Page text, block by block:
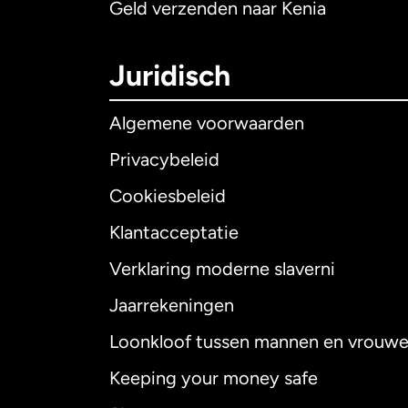
Geld verzenden naar Kenia
Juridisch
Algemene voorwaarden
Privacybeleid
Cookiesbeleid
Klantacceptatie
Verklaring moderne slaverni
Jaarrekeningen
Loonkloof tussen mannen en
Keeping your money safe
Australië